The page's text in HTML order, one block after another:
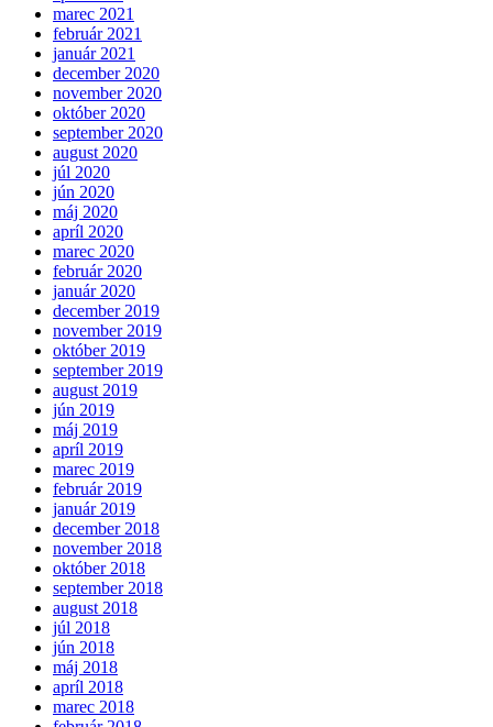
marec 2021
február 2021
január 2021
december 2020
november 2020
október 2020
september 2020
august 2020
júl 2020
jún 2020
máj 2020
apríl 2020
marec 2020
február 2020
január 2020
december 2019
november 2019
október 2019
september 2019
august 2019
jún 2019
máj 2019
apríl 2019
marec 2019
február 2019
január 2019
december 2018
november 2018
október 2018
september 2018
august 2018
júl 2018
jún 2018
máj 2018
apríl 2018
marec 2018